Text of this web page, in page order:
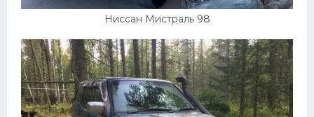
Ниссан Мистраль 98